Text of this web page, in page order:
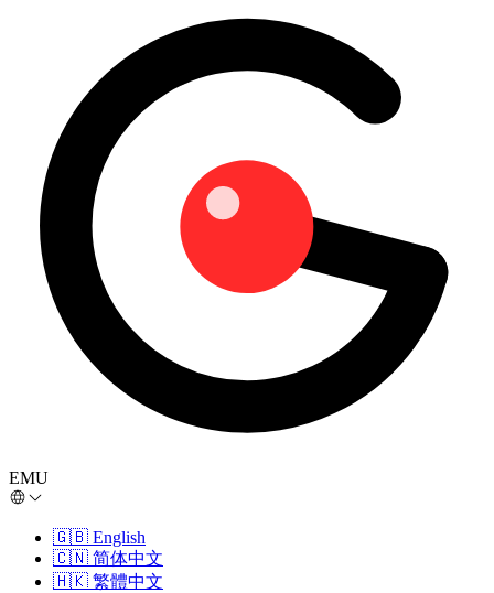
EMU
🇬🇧 English
🇨🇳 简体中文
🇭🇰 繁體中文